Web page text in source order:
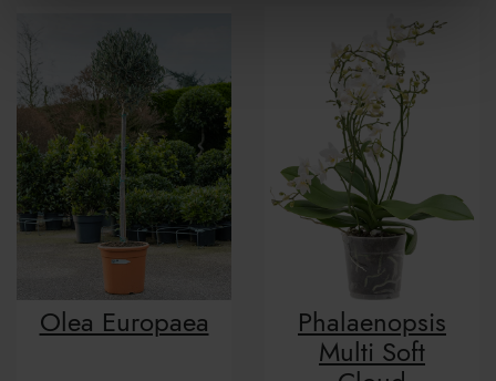
Olea Europaea
Phalaenopsis
Multi Soft